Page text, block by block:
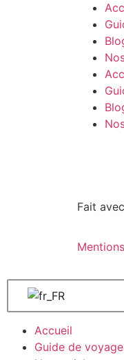
Fait avec
Accueil
Guide de voyage